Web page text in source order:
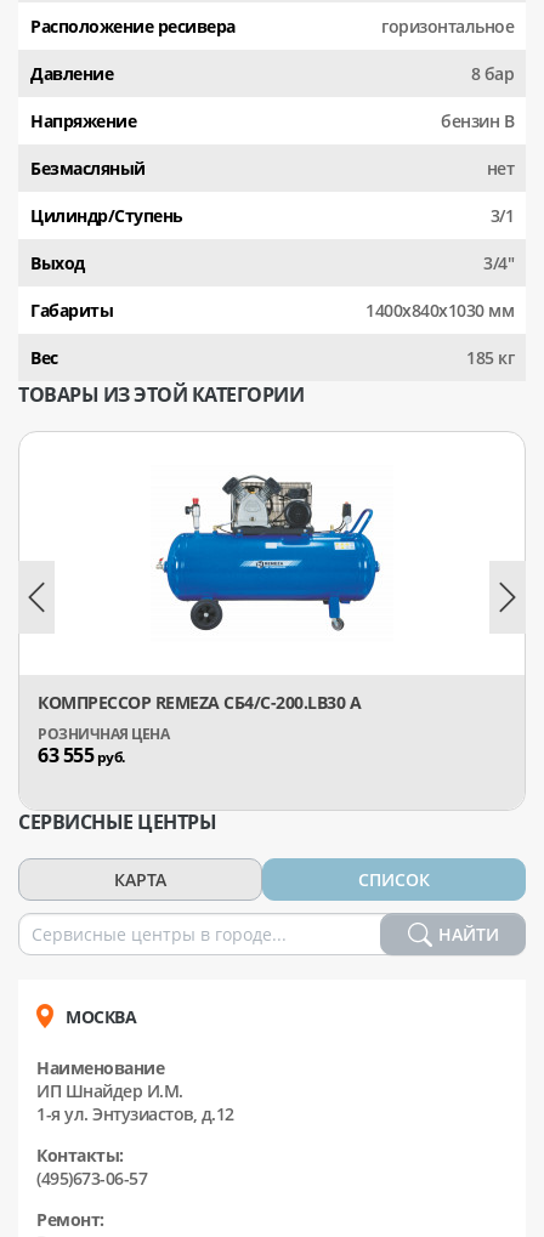
Расположение ресивера горизонтальное
Давление 8 бар
Напряжение бензин В
Безмасляный нет
Цилиндр/Ступень 3/1
Выход 3/4"
Габариты 1400х840х1030 мм
Вес 185 кг
ТОВАРЫ ИЗ ЭТОЙ КАТЕГОРИИ
КОМПРЕССОР REMEZA СБ4/С-200.LB30 А
63 555руб.
СЕРВИСНЫЕ ЦЕНТРЫ
КАРТА СПИСОК
НАЙТИ
МОСКВА
Наименование
ИП Шнайдер И.М.
1-я ул. Энтузиастов, д.12
Контакты:
(495)673-06-57
Ремонт: